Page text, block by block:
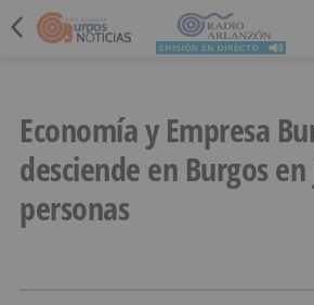
Economía y Empresa
desciende en Burgos
personas